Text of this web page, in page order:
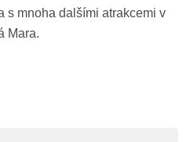
s mnoha dalšími atrakcemi v
Mara.